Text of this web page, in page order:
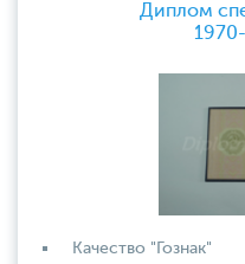
Диплом
Качество "Гознак"